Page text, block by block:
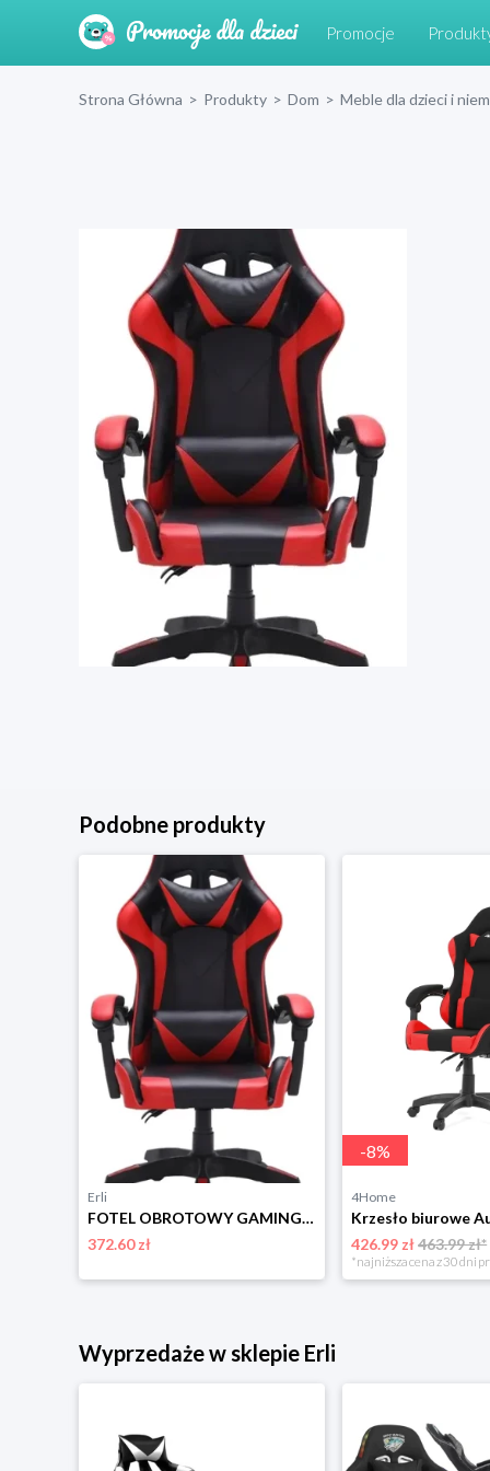
Promocje
Strona Główna > Produkty > Dom > Meble dla dzieci i
Podobne produkty
Erli
FOTEL OBROTOWY GAMINGOWY KRZESŁO TUDOR CZERWONY
372.60 zł
-8%
4Home
426.99 zł463.99 zł*
*najniższa cena z 30 dni
Wyprzedaże w sklepie Erli